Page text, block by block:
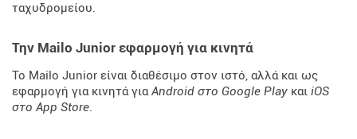
ταχυδρομείου.
Την Mailo Junior εφαρμογή για κινητά
Το Mailo Junior είναι διαθέσιμο στον ιστό, αλλά και ως
εφαρμογή για κινητά γιαAndroid στο Google Play και iOS
στο App Store.